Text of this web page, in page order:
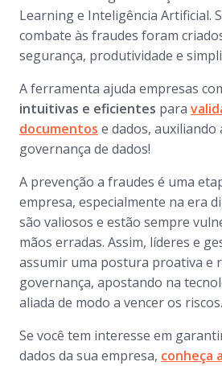
Learning e Inteligência Artificial.
combate às fraudes foram
segurança, produtividade e
A ferramenta ajuda empresas
intuitivas e eficientes para
documentos e dados,
governança de dados!
A prevenção a fraudes é uma
empresa, especialmente na era
são valiosos e estão sempre
mãos erradas. Assim, líderes e
assumir uma postura proativa e
governança, apostando na
aliada de modo a vencer os riscos.
Se você tem interesse em
dados da sua empresa, conheça